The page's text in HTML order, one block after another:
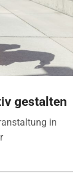
gestalten
in